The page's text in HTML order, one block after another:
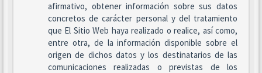
afirmativo, obtener información sobre sus datos
concretos de carácter personal y del tratamiento
que El Sitio Web haya realizado o realice, así como,
entre otra, de la información disponible sobre el
origen de dichos datos y los destinatarios de las
comunicaciones realizadas o previstas de los